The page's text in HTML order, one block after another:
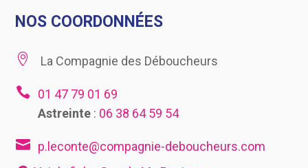
NOS COORDONNÉES
 La Compagnie des Déboucheurs

01 47 79 01 69
Astreinte: 06 38 64 59 54
 p.leconte@compagnie-deboucheurs.com